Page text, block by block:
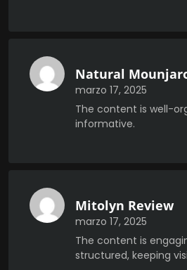
Natural
marzo 17, 2025
The content is well-
informative.
Mitolyn Review
marzo 17, 2025
The content is
structured, keeping